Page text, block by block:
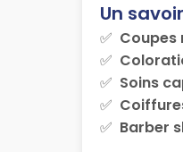
Un
Coupes
Soins
Barber